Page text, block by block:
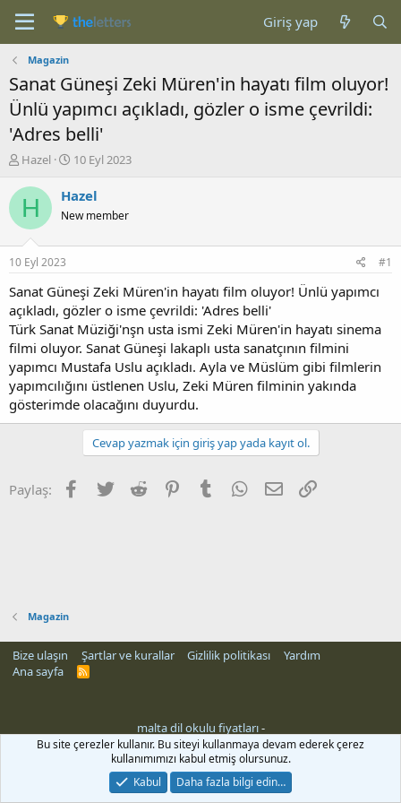
Giriş yap
Magazin
Sanat Güneşi Zeki Müren'in hayatı film oluyor!
Ünlü yapımcı açıkladı, gözler o isme çevrildi:
'Adres belli'
K
n
b
u
u
b
a
l
a
t
a
n
Hazel
B
ş
a
ç
t
a
r
i
h
i
10 Eyl 2023
H Hazel
New member
10 Eyl 2023 #1
Sanat Güneşi Zeki Müren'in hayatı film oluyor! Ünlü yapımcı
açıkladı, gözler o isme çevrildi: 'Adres belli'
Türk Sanat Müziği'nşn usta ismi Zeki Müren'in hayatı sinema
filmi oluyor. Sanat Güneşi lakaplı usta sanatçının filmini
yapımcı Mustafa Uslu açıkladı. Ayla ve Müslüm gibi filmlerin
yapımcılığını üstlenen Uslu, Zeki Müren filminin yakında
gösterimde olacağını duyurdu.
Cevap yazmak için giriş yap yada kayıt ol.
Paylaş: Facebook
Twitter Reddit PinterestTumblr WhatsApp
E-posta
Magazin
Bize ulaşın Şartlar ve kurallar Gizlilik politikası
Yardım
Ana sayfa
R
malta dil okulu fiyatları-
Bu site çerezler kullanır. Bu siteyi kullanmaya devam ederek çerez
kullanımımızı kabul etmiş olursunuz.
Kabul
Daha fazla bilgi edin…